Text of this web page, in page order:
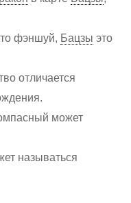
фэншуй, Бацзы это
отличается
может
называться